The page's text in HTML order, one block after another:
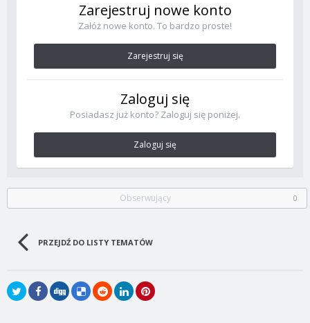
Zarejestruj nowe konto
Załóż nowe konto. To bardzo proste!
Zarejestruj się
Zaloguj się
Posiadasz już konto? Zaloguj się poniżej.
Zaloguj się
Obserwujący 0
PRZEJDŹ DO LISTY TEMATÓW